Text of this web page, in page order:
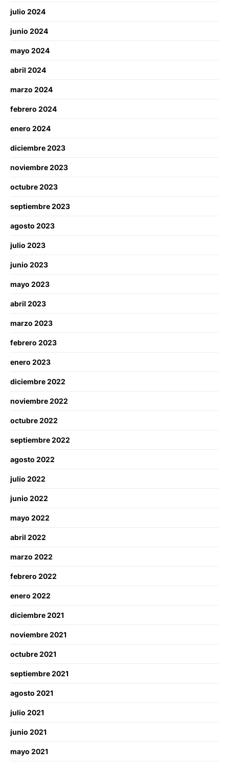
julio 2024
junio 2024
mayo 2024
abril 2024
marzo 2024
febrero 2024
enero 2024
diciembre 2023
noviembre 2023
octubre 2023
septiembre 2023
agosto 2023
julio 2023
junio 2023
mayo 2023
abril 2023
marzo 2023
febrero 2023
enero 2023
diciembre 2022
noviembre 2022
octubre 2022
septiembre 2022
agosto 2022
julio 2022
junio 2022
mayo 2022
abril 2022
marzo 2022
febrero 2022
enero 2022
diciembre 2021
noviembre 2021
octubre 2021
septiembre 2021
agosto 2021
julio 2021
junio 2021
mayo 2021